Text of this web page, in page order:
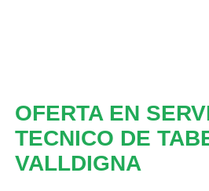
OFERTA EN
TECNICO DE
VALLDIGNA